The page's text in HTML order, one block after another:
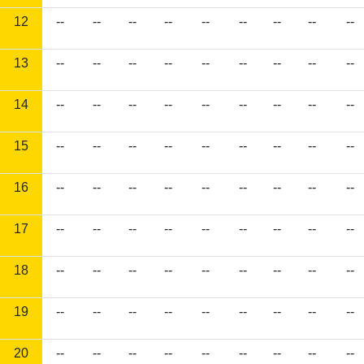
12 -- -- -- -- -- -- -- -- --
13 -- -- -- -- -- -- -- -- --
14 -- -- -- -- -- -- -- -- --
15 -- -- -- -- -- -- -- -- --
16 -- -- -- -- -- -- -- -- --
17 -- -- -- -- -- -- -- -- --
18 -- -- -- -- -- -- -- -- --
19 -- -- -- -- -- -- -- -- --
20 -- -- -- -- -- -- -- -- --